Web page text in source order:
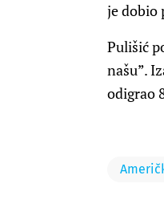
je dobio
Pulišić
našu”.
odigrao